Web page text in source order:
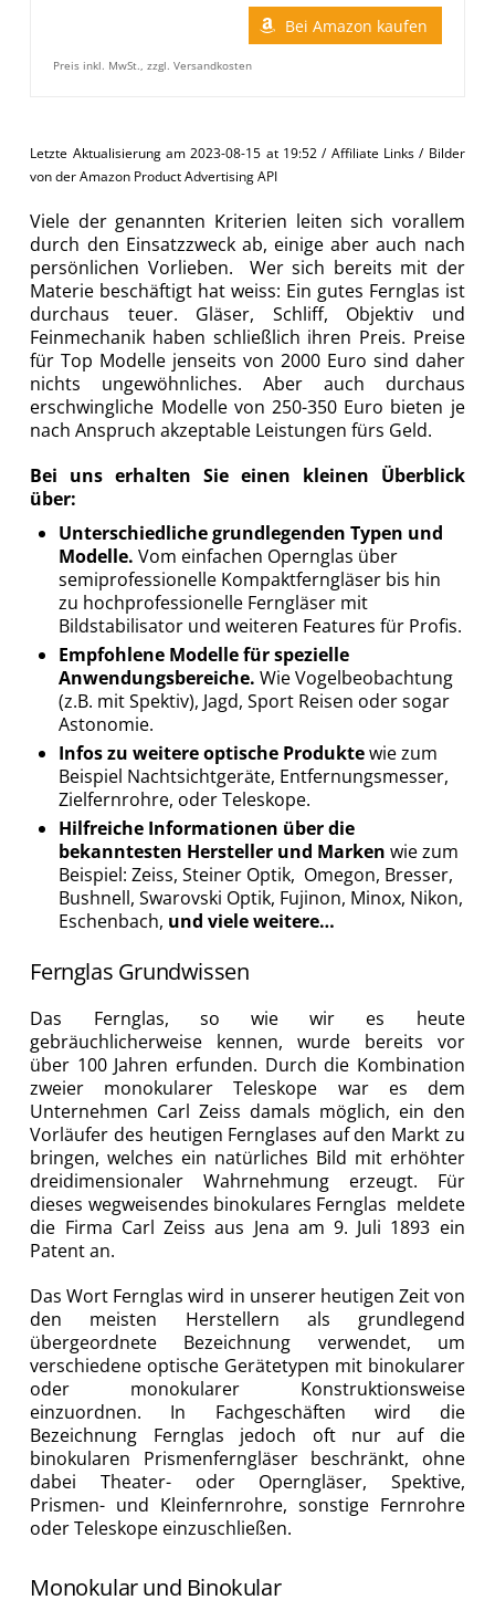
Bei Amazon kaufen
Preis inkl. MwSt., zzgl. Versandkosten
Letzte Aktualisierung am 2023-08-15 at 19:52 / Affiliate Links / Bilder
von der Amazon Product Advertising API
Viele der genannten Kriterien leiten sich vorallem
durch den Einsatzzweck ab, einige aber auch nach
persönlichen Vorlieben. Wer sich bereits mit der
Materie beschäftigt hat weiss: Ein gutes Fernglas ist
durchaus teuer. Gläser, Schliff, Objektiv und
Feinmechanik haben schließlich ihren Preis. Preise
für Top Modelle jenseits von 2000 Euro sind daher
nichts ungewöhnliches. Aber auch durchaus
erschwingliche Modelle von 250-350 Euro bieten je
nach Anspruch akzeptable Leistungen fürs Geld.
Bei uns erhalten Sie einen kleinen Überblick
über:
Unterschiedliche grundlegenden Typen und
Modelle. Vom einfachen Opernglas über
semiprofessionelle Kompaktferngläser bis hin
zu hochprofessionelle Ferngläser mit
Bildstabilisator und weiteren Features für Profis.
Empfohlene Modelle für spezielle
Anwendungsbereiche. Wie Vogelbeobachtung
(z.B. mit Spektiv), Jagd, Sport Reisen oder sogar
Astonomie.
Infos zu weitere optische Produktewie zum
Beispiel Nachtsichtgeräte, Entfernungsmesser,
Zielfernrohre, oder Teleskope.
Hilfreiche Informationen über die
bekanntesten Hersteller und Marken wie zum
Beispiel: Zeiss, Steiner Optik, Omegon, Bresser,
Bushnell, Swarovski Optik, Fujinon, Minox, Nikon,
Eschenbach, und viele weitere…
Fernglas Grundwissen
Das Fernglas, so wie wir es heute
gebräuchlicherweise kennen, wurde bereits vor
über 100 Jahren erfunden. Durch die Kombination
zweier monokularer Teleskope war es dem
Unternehmen Carl Zeiss damals möglich, ein den
Vorläufer des heutigen Fernglases auf den Markt zu
bringen, welches ein natürliches Bild mit erhöhter
dreidimensionaler Wahrnehmung erzeugt. Für
dieses wegweisendes binokulares Fernglas meldete
die Firma Carl Zeiss aus Jena am 9. Juli 1893 ein
Patent an.
Das Wort Fernglas wird in unserer heutigen Zeit von
den meisten Herstellern als grundlegend
übergeordnete Bezeichnung verwendet, um
verschiedene optische Gerätetypen mit binokularer
oder monokularer Konstruktionsweise
einzuordnen. In Fachgeschäften wird die
Bezeichnung Fernglas jedoch oft nur auf die
binokularen Prismenferngläser beschränkt, ohne
dabei Theater- oder Operngläser, Spektive,
Prismen- und Kleinfernrohre, sonstige Fernrohre
oder Teleskope einzuschließen.
Monokular und Binokular